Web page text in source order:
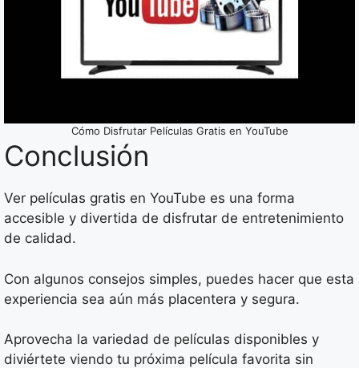
Cómo Disfrutar Películas Gratis en YouTube
Conclusión
Ver películas gratis en YouTube es una forma
accesible y divertida de disfrutar de entretenimiento
de calidad.
Con algunos consejos simples, puedes hacer que esta
experiencia sea aún más placentera y segura.
Aprovecha la variedad de películas disponibles y
diviértete viendo tu próxima película favorita sin